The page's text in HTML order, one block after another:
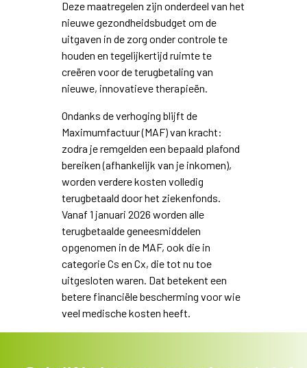
Deze maatregelen zijn onderdeel van het
nieuwe gezondheidsbudget om de
uitgaven in de zorg onder controle te
houden en tegelijkertijd ruimte te
creëren voor de terugbetaling van
nieuwe, innovatieve therapieën.
Ondanks de verhoging blijft de
Maximumfactuur (MAF) van kracht:
zodra je remgelden een bepaald plafond
bereiken (afhankelijk van je inkomen),
worden verdere kosten volledig
terugbetaald door het ziekenfonds.
Vanaf 1 januari 2026 worden alle
terugbetaalde geneesmiddelen
opgenomen in de MAF, ook die in
categorie Cs en Cx, die tot nu toe
uitgesloten waren. Dat betekent een
betere financiële bescherming voor wie
veel medische kosten heeft.